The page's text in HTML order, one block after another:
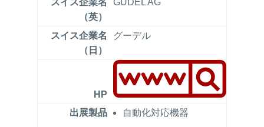
GÜDEL AG
グーデル
自動化対応機器